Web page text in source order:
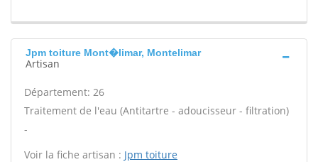
Jpm toiture Mont�limar, Montelimar
Artisan
Département: 26
Traitement de l'eau (Antitartre - adoucisseur - filtration)
-
Voir la fiche artisan : Jpm toiture